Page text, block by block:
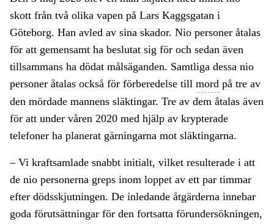
skott från två olika vapen på Lars Kaggsgatan i
Göteborg. Han avled av sina skador. Nio personer åtalas
för att gemensamt ha beslutat sig för och sedan även
tillsammans ha dödat målsäganden. Samtliga dessa nio
personer åtalas också för förberedelse till mord på tre av
den mördade mannens släktingar. Tre av dem åtalas även
för att under våren 2020 med hjälp av krypterade
telefoner ha planerat gärningarna mot släktingarna.
– Vi kraftsamlade snabbt initialt, vilket resulterade i att
de nio personerna greps inom loppet av ett par timmar
efter dödsskjutningen. De inledande åtgärderna innebar
goda förutsättningar för den fortsatta förundersökningen,